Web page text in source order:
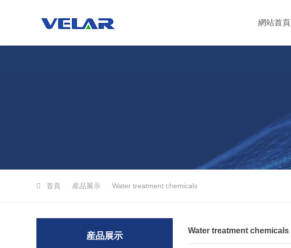
網站首頁
首頁 産品展示 Water treatment chemicals
産品展示
Water treatment chemicals